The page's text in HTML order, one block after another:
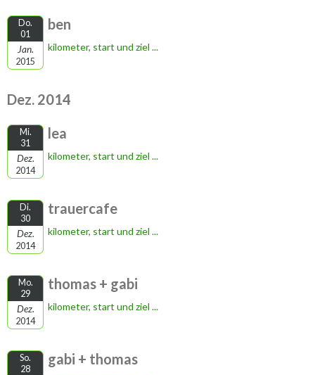
Do.
01
Jan.
2015
ben
kilometer, start und ziel ...
Dez. 2014
Mi.
31
Dez.
2014
lea
kilometer, start und ziel ...
Di.
30
Dez.
2014
trauercafe
kilometer, start und ziel ...
Mo.
29
Dez.
2014
thomas + gabi
kilometer, start und ziel ...
So.
28
gabi + thomas